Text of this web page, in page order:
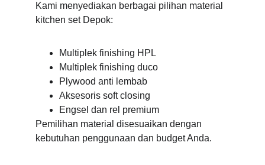
Kami menyediakan berbagai pilihan material
kitchen set Depok:
Multiplek finishing HPL
Multiplek finishing duco
Plywood anti lembab
Aksesoris soft closing
Engsel dan rel premium
Pemilihan material disesuaikan dengan
kebutuhan penggunaan dan budget Anda.